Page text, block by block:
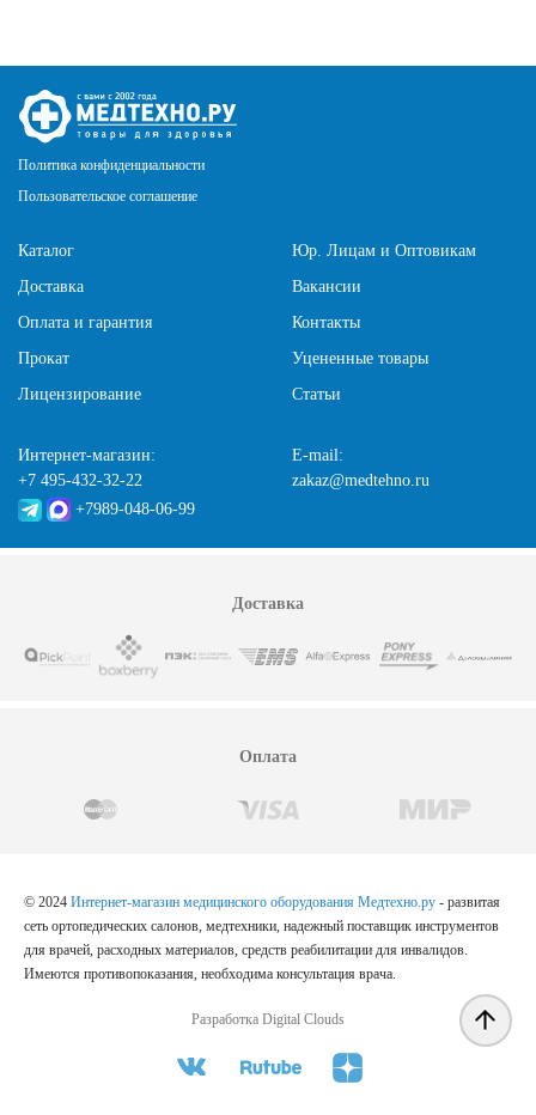
Политика конфиденциальности
Пользовательское соглашение
Каталог
Доставка
Оплата и гарантия
Прокат
Лицензирование
Юр. Лицам и Оптовикам
Вакансии
Контакты
Уцененные товары
Статьи
Интернет-магазин:
+7 495-432-32-22
+7989-048-06-99
E-mail:
zakaz@medtehno.ru
Доставка
Оплата
© 2024 Интернет-магазин медицинского оборудования Медтехно.ру - развитая
сеть ортопедических салонов, медтехники, надежный поставщик инструментов
для врачей, расходных материалов, средств реабилитации для инвалидов.
Имеются противопоказания, необходима консультация врача.
Разработка Digital Clouds